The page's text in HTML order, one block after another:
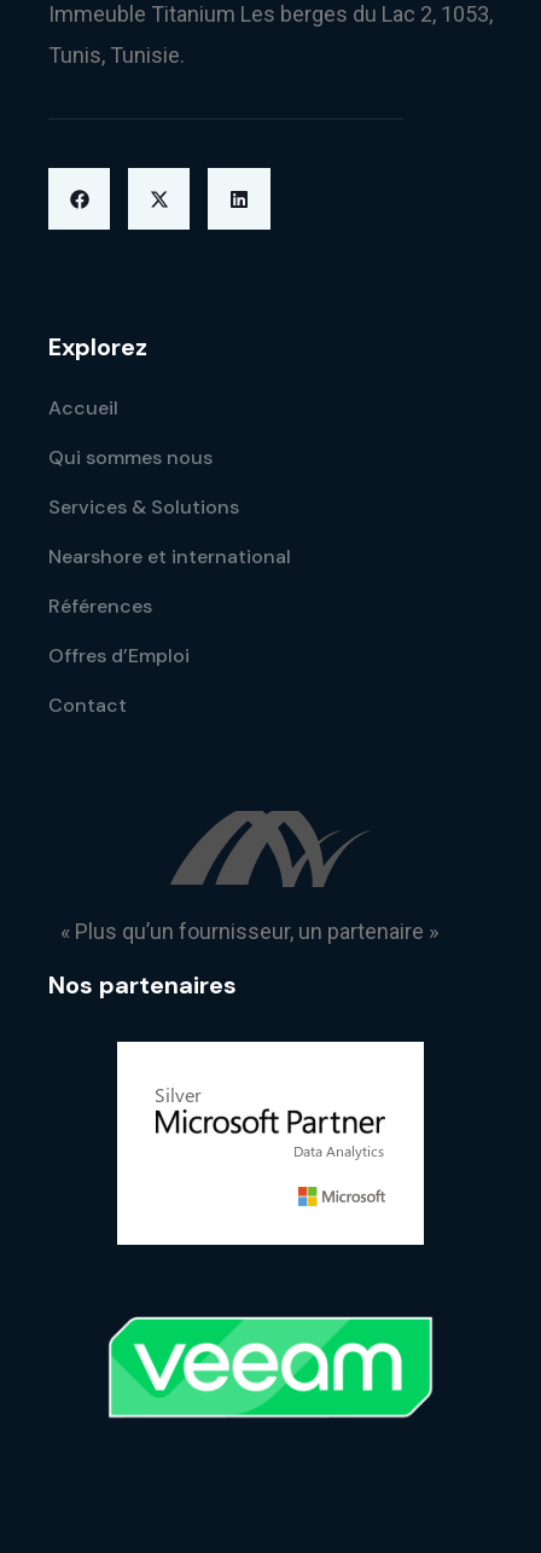
Immeuble Titanium Les berges du Lac 2, 1053,
Tunis, Tunisie.
Explorez
Accueil
Qui sommes nous
Services & Solutions
Nearshore et international
Références
Offres d’Emploi
Contact
« Plus qu’un fournisseur, un partenaire »
Nos partenaires